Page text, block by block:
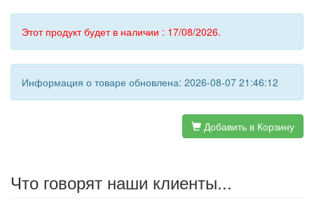
Этот продукт будет в наличии : 17/08/2026.
Информация о товаре обновлена: 2026-08-07 21:46:12
Добавить в Корзину
Что говорят наши клиенты...